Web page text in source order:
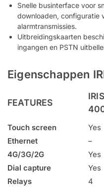
Snelle businterface voor
downloaden, configuratie
alarmtransmissies.
Uitbreidingskaarten
ingangen en PSTN
Eigenschappen
FEATURES
Touch screen Yes
Ethernet
–
4G/3G/2G
Yes
Dial capture
Yes
Relays
4